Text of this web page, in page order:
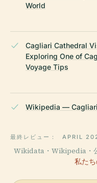
World
Cagliari Cathedral
Exploring One of
Voyage Tips
Wikipedia —
最終レビュー： APRIL
Wikidata・Wikipedia・
私た